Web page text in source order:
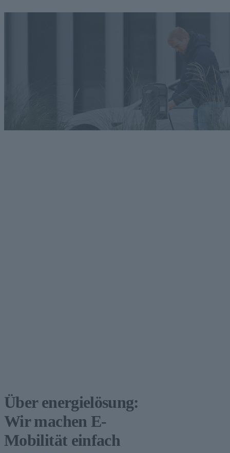
Über energielösung:
Wir machen E-
Mobilität einfach